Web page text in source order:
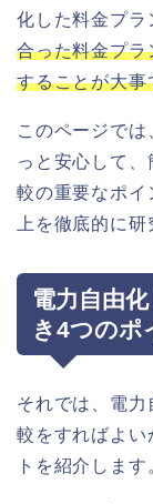
化した料金プラ
合った料金プラ
することが大事
このページで
っと安心して
較の重要なポイ
上を徹底的に
電力自由
き4つのポ
それでは、電力
較をすればよい
トを紹介します